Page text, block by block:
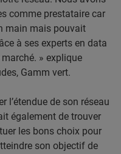
comme prestataire car
main mais pouvait
à ses experts en data
» explique
Gamm vert.
l’étendue de son réseau
également de trouver
les bons choix pour
son objectif de